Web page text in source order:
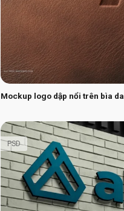
Mockup logo dập nổi trên bìa da
PSD